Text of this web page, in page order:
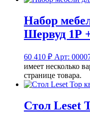
Набор
Шервуд 1Р
60 410 ₽ Арт:
имеет несколько
странице товара.
Стол Leset